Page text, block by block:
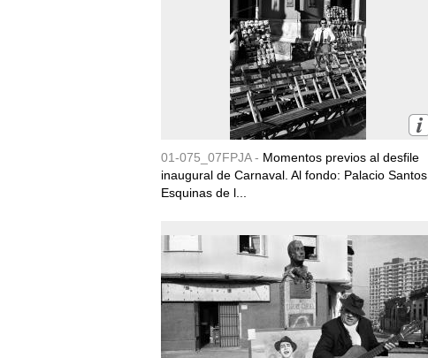
01-075_07FPJA - Momentos previos al desfile
inaugural de Carnaval. Al fondo: Palacio Santos.
Esquinas de l...